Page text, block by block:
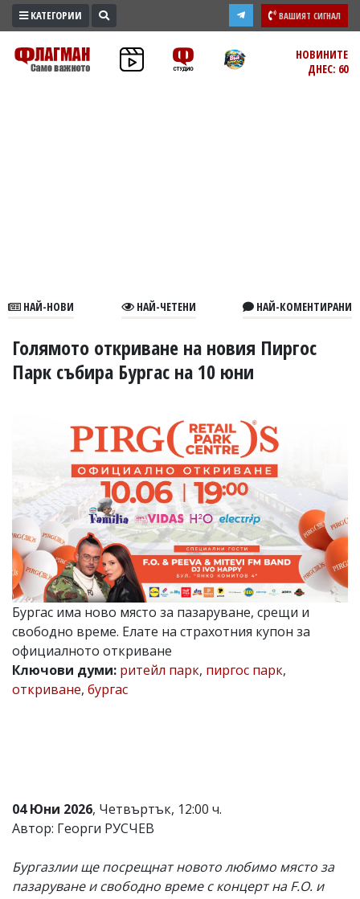
ПРОМО
ЗОНА
В
УКРАЙНА
СПОРТ
Управители:
Веселин
Василев,
email:
v.vasilev@flagman.bg
Катя
Касабова,
еmail:k.kassabova@flagman.bg
Главен
редактор:
Иван
Колев,
email:
от
читателите
не
носи
отговорност
КАТЕГОРИИ ВАШИЯТ СИГНАЛ
НОВИНИТЕ
ДНЕС: 60
НАЙ-НОВИ НАЙ-ЧЕТЕНИ НАЙ-КОМЕНТИРАНИ
Голямото откриване на новия Пиргос
Парк събира Бургас на 10 юни
Бургас има ново място за пазаруване, срещи и
свободно време. Елате на страхотния купон за
официалното откриване
Ключови думи: ритейл парк, пиргос парк,
откриване, бургас
04 Юни 2026, Четвъртък, 12:00 ч.
Автор: Георги РУСЧЕВ
Бургазлии ще посрещнат новото любимо място за
пазаруване и свободно време с концерт на F.O. и